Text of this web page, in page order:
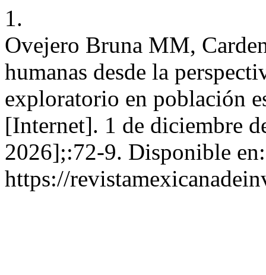
1.
Ovejero Bruna MM,
humanas desde la
exploratorio en población
[Internet]. 1 de diciembre
2026];:72-9. Disponible en:
https://